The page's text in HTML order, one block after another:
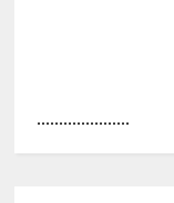
.....................